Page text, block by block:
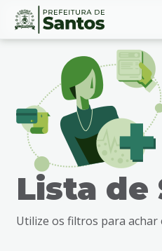
Ir
busca
Conteúdo
Lista de
Utilize os filtros para